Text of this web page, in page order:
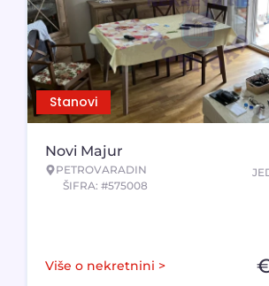
Stanovi
Novi Majur
PETROVARADIN
ŠIFRA: #575008
Više o nekretnini >